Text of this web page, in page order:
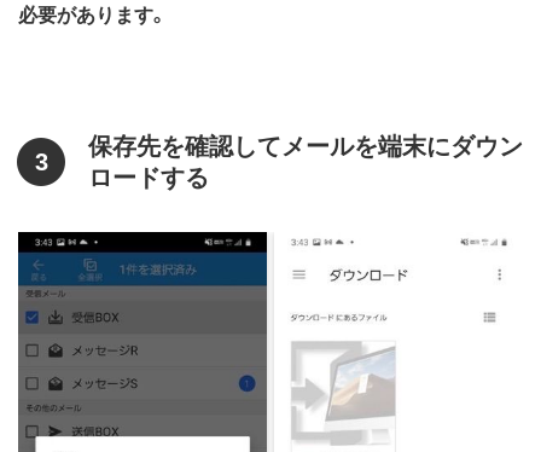
必要があります。
3
保存先を確認してメールを端末にダウン
ロードする